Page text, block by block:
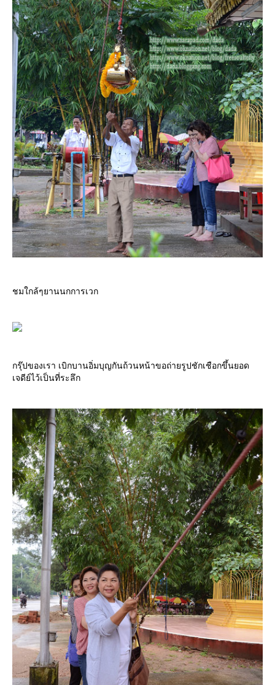
ชมใกล้ๆยานนกการเวก
กรุ๊ปของเรา เบิกบานอิ่มบุญกันถ้วนหน้าขอถ่ายรูปชักเชือกขึ้นยอด
เจดีย์ไว้เป็นที่ระลึก